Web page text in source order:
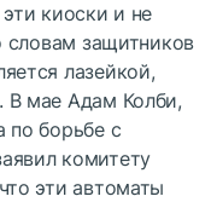
киоски и не
словам защитников
лазейкой,
В мае Адам Колби,
по борьбе с
комитету
эти автоматы